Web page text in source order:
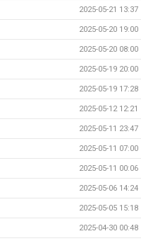
2025-05-21 13:37
2025-05-20 19:00
2025-05-20 08:00
2025-05-19 20:00
2025-05-19 17:28
2025-05-12 12:21
2025-05-11 23:47
2025-05-11 07:00
2025-05-11 00:06
2025-05-06 14:24
2025-05-05 15:18
2025-04-30 00:48